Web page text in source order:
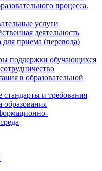
процесса.
услуги
деятельность
для приема (перевода)
поддержки обучающихся
в образовательной
стандарты и требования
образования